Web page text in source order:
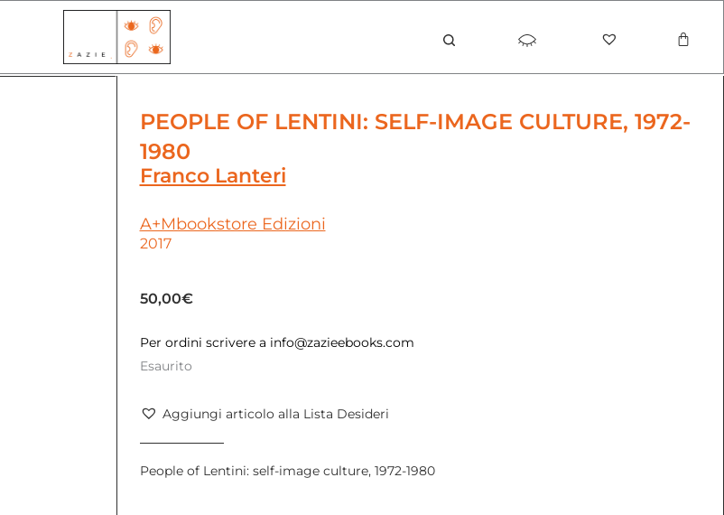
PEOPLE OF LENTINI: SELF-IMAGE CULTURE, 1972-
1980
Franco Lanteri
A+Mbookstore Edizioni
2017
50,00€
Per ordini scrivere a info@zazieebooks.com
Esaurito
Aggiungi articolo alla Lista Desideri
People of Lentini: self-image culture, 1972-1980